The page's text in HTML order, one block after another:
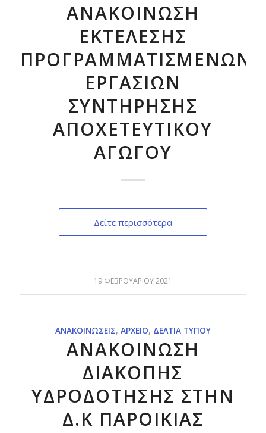
ΑΝΑΚΟΙΝΩΣΗ
ΕΚΤΕΛΕΣΗΣ
ΠΡΟΓΡΑΜΜΑΤΙΣΜΕΝΩΝ
ΕΡΓΑΣΙΩΝ
ΣΥΝΤΗΡΗΣΗΣ
ΑΠΟΧΕΤΕΥΤΙΚΟΥ
ΑΓΩΓΟΥ
Δείτε περισσότερα
19 ΦΕΒΡΟΥΑΡΊΟΥ 2021
ΑΝΑΚΟΙΝΏΣΕΙΣ, ΑΡΧΕΊΟ, ΔΕΛΤΊΑ ΤΎΠΟΥ
ΑΝΑΚΟΙΝΩΣΗ
ΔΙΑΚΟΠΗΣ
ΥΔΡΟΔΟΤΗΣΗΣ ΣΤΗΝ
Δ.Κ ΠΑΡΟΙΚΙΑΣ